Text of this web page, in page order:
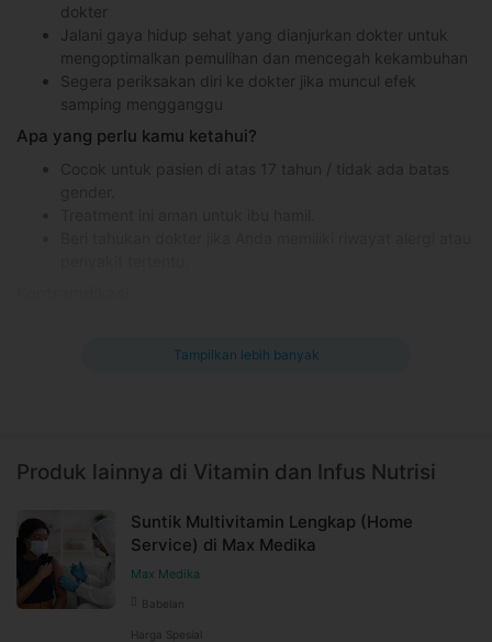
dokter
Jalani gaya hidup sehat yang dianjurkan dokter untuk
mengoptimalkan pemulihan dan mencegah kekambuhan
Segera periksakan diri ke dokter jika muncul efek
samping mengganggu
Apa yang perlu kamu ketahui?
Cocok untuk pasien di atas 17 tahun / tidak ada batas
Efek samping yang mungkin terjadi
memasukkan vitamin C ke dalam tubuh. Vitamin C termasuk
dengan normal dan penuh energi.
Fungsi immune booster
Meningkatkan sistem imun tubuh agar kuat melawan
Tampilkan lebih banyak
Produk lainnya di Vitamin dan Infus Nutrisi
Suntik Multivitamin Lengkap (Home
Service) di Max Medika
Max Medika
Babelan
Harga Spesial